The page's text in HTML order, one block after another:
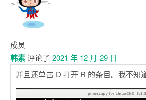
成员
韩素评论了 2021 年 12 月 29 日
并且还单击 D 打开 R 的条目。我不